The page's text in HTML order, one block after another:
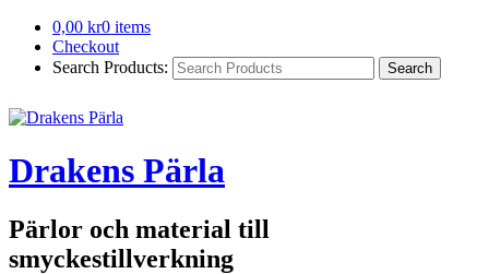
0,00 kr0 items
Checkout
Search Products:
Drakens Pärla
Pärlor och material till
smyckestillverkning